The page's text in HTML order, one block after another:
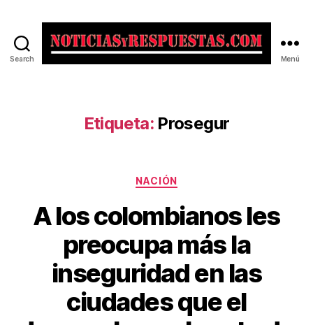
Search Menú
Etiqueta: Prosegur
Categorías
NACIÓN
A los colombianos les
preocupa más la
inseguridad en las
ciudades que el